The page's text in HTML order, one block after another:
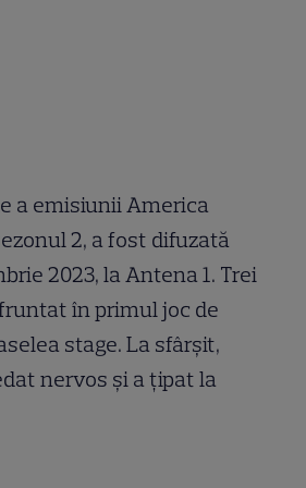
a emisiunii America
2, a fost difuzată
2023, la Antena 1. Trei
în primul joc de
stage. La sfârșit,
nervos și a țipat la